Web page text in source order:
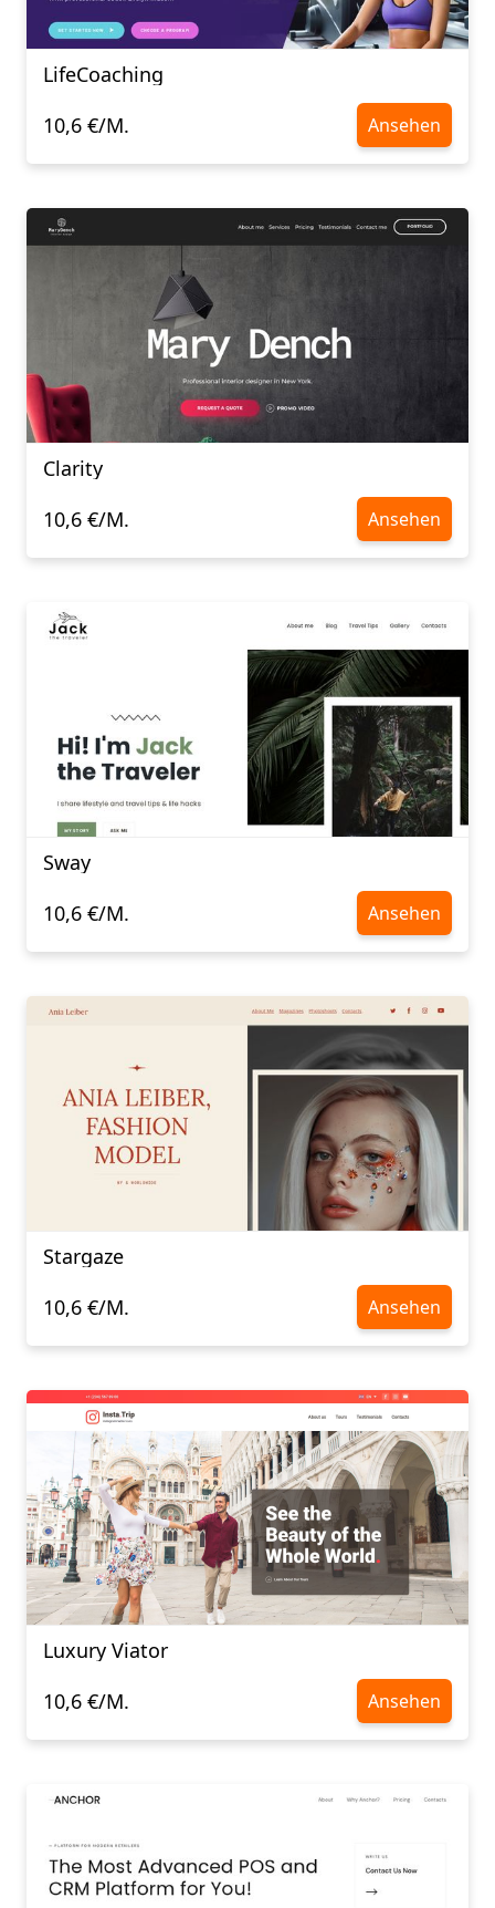
LifeCoaching
10,6 €/M.
Ansehen
Clarity
10,6 €/M.
Ansehen
Sway
10,6 €/M.
Ansehen
Stargaze
10,6 €/M.
Ansehen
Luxury Viator
10,6 €/M.
Ansehen